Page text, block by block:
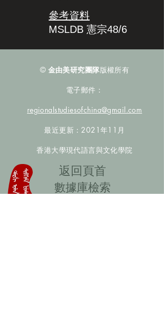
參考資料
MSLDB 憲宗48/6
© 金由美研究團隊版權所有
電子郵件：
regionalstudiesofchina@gmail.com
最近更新：2021年11月
香港大學現代語言與文化學院
​返回頁首
數據庫檢索